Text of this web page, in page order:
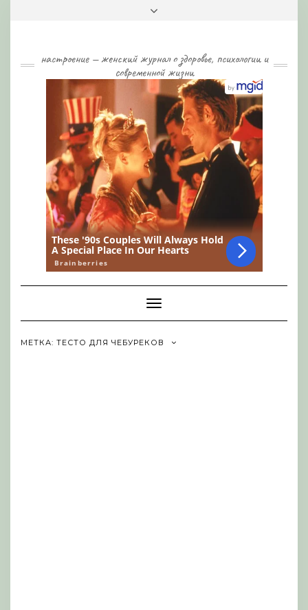
настроение — женский журнал о здоровье, психологии и
современной жизни
Toggle
Navigation
МЕТКА: ТЕСТО ДЛЯ ЧЕБУРЕКОВ